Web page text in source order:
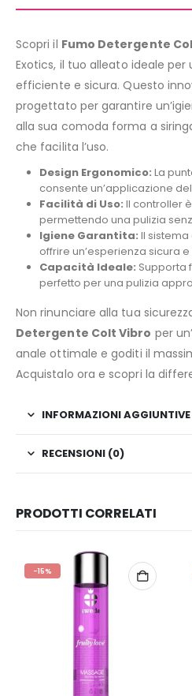
Scopri il Fumo Detergente
Exotics, il tuo alleato ideale per
efficiente e sicura. Questo
progettato per garantire
alla sua comoda forma a
che facilita l’uso.
Design Ergonomico: La
consente un’applicazione
Facilità di Uso: Il controller
permettendo una pulizia
Igiene Garantita: Il
offrire un’esperienza sicura
Capacità Ideale: Supporta
perfetto per una pulizia
Non rinunciare alla tua
Detergente Colt Vibro per
anale ottimale e goditi il
Acquistalo ora e scopri la
INFORMAZIONI AGGIUNTIVE
RECENSIONI (0)
PRODOTTI CORRELATI
-15%